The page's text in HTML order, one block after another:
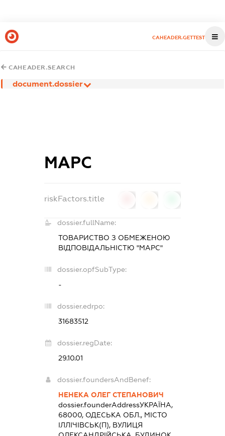
CAHEADER.GETTEST
CAHEADER.SEARCH
document.dossier
МАРС
riskFactors.title
dossier.fullName:
ТОВАРИСТВО З ОБМЕЖЕНОЮ
ВІДПОВІДАЛЬНІСТЮ "МАРС"
dossier.opfSubType:
-
dossier.edrpo:
31683512
dossier.regDate:
29.10.01
dossier.foundersAndBenef:
НЕНЕКА ОЛЕГ СТЕПАНОВИЧ
dossier.founderAddressУКРАЇНА,
68000, ОДЕСЬКА ОБЛ., МІСТО
ІЛЛІЧІВСЬК(П), ВУЛИЦЯ